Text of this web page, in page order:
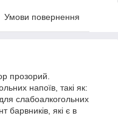
Умови повернення
прозорий.
напоїв, такі як:
для слабоалкогольних
барвників, які є в